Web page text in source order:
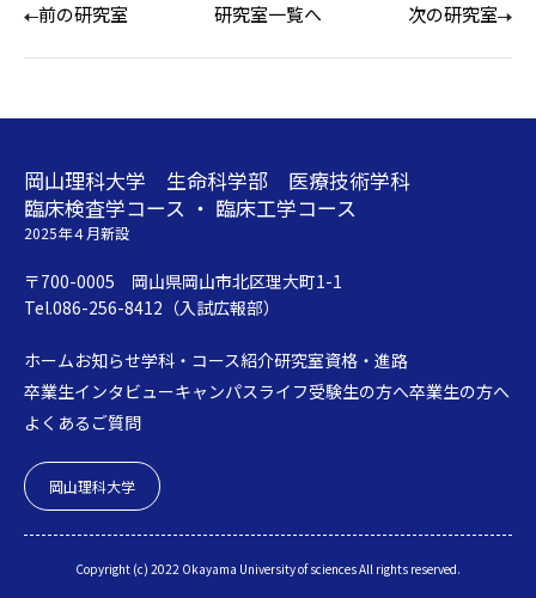
前の研究室 研究室一覧へ 次の研究室
岡山理科大学 生命科学部 医療技術学科
臨床検査学コース ・ 臨床工学コース
2025年４月新設
〒700-0005 岡山県岡山市北区理大町1-1
Tel.086-256-8412（入試広報部）
ホームお知らせ学科・コース紹介研究室資格・進路
卒業生インタビューキャンパスライフ受験生の方へ卒業生の方へ
よくあるご質問
岡山理科大学
Copyright (c) 2022 Okayama University of sciences All rights reserved.